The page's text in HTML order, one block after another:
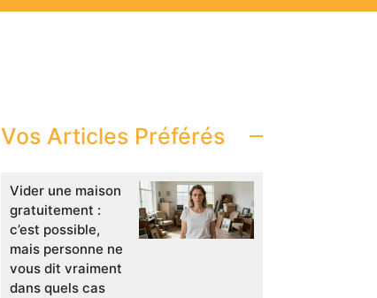
Vos Articles Préférés
Vider une maison
gratuitement :
c’est possible,
mais personne ne
vous dit vraiment
dans quels cas